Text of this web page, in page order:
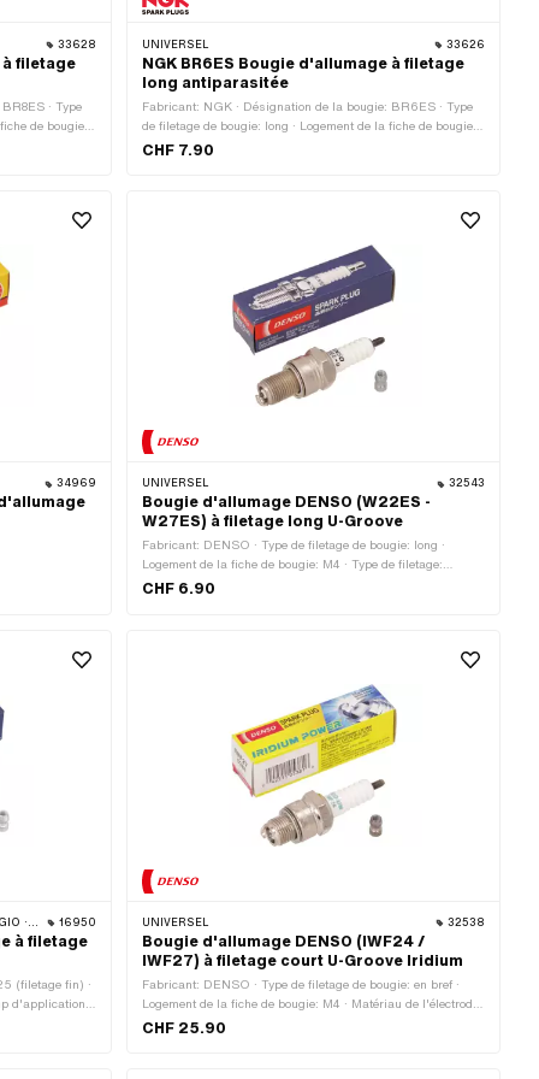
33628
à filetage
· Type
de bougie:
· Déparasité:
UNIVERSEL 33626
NGK BR6ES Bougie d'allumage à filetage
long antiparasitée
Fabricant: NGK · Désignation de la bougie: BR6ES · Type
de filetage de bougie: long · Logement de la fiche de bougie:
M4 · Type de filetage: MF14x1.25 (filetage fin) · Déparasité:
CHF 7.90
34969 UNIVERSEL 32543
Bougie d'allumage DENSO (W22ES -
W27ES) à filetage long U-Groove
Fabricant: DENSO · Type de filetage de bougie: long ·
Logement de la fiche de bougie: M4 · Type de filetage:
MF14x1.25 (filetage fin) · Déparasité: Non · Clé de serrage:
CHF 6.90
· ZÜNDAPP · FRANCO MORINI 16950
à filetage
(filetage fin) ·
d'application:
Champ
UNIVERSEL 32538
Bougie d'allumage DENSO (IWF24 /
IWF27) à filetage court U-Groove Iridium
Fabricant: DENSO · Type de filetage de bougie: en bref ·
Logement de la fiche de bougie: M4 · Matériau de l'électrode:
Iridium · Type de filetage: MF14x1.25 (filetage fin) ·
CHF 25.90